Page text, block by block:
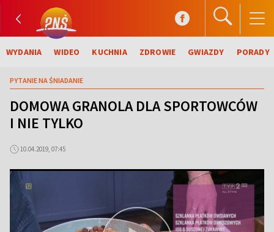
WYDANIA WIDEO KUCHNIA ZDROWIE GWIAZDY PORADY
PYTANIE NA ŚNIADANIE
DOMOWA GRANOLA DLA SPORTOWCÓW
I NIE TYLKO
10.04.2019, 07:45